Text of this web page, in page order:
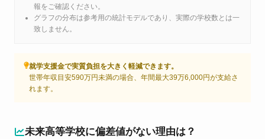
報をご確認ください。
グラフの分布は参考用の統計モデルであり、実際の学校数とは一
致しません。
就学支援金で実質負担を大きく軽減できます。
世帯年収目安590万円未満の場合、年間最大39万6,000円が支給さ
れます。
未来高等学校に偏差値がない理由は？